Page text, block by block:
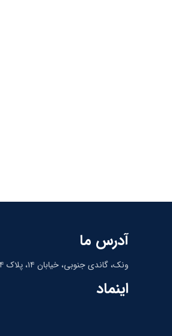
آدرس ما
ونک، گاندی جنوبی، خیابان ۱۴، پلاک ۱۴، واحد ۹
اینماد